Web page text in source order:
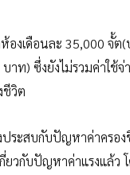
องเดือนละ 35,000 จั้
ท) ซึ่งยังไม่รวมค่าใช้
ชีวิต
ะสบกับปัญหาค่าครอง
วกับปัญหาค่าแรงแล้ว